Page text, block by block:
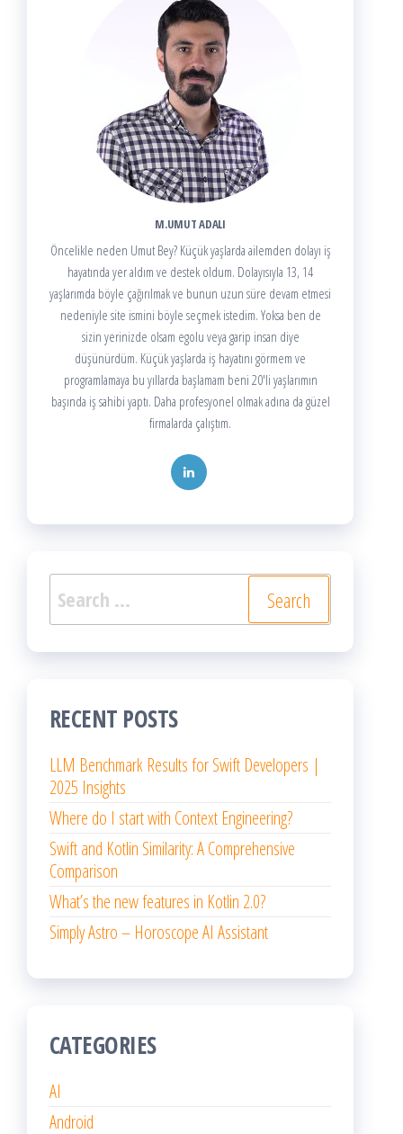
M.UMUT ADALI
Öncelikle neden Umut Bey? Küçük yaşlarda ailemden dolayı iş
hayatında yer aldım ve destek oldum. Dolayısıyla 13, 14
yaşlarımda böyle çağırılmak ve bunun uzun süre devam etmesi
nedeniyle site ismini böyle seçmek istedim. Yoksa ben de
sizin yerinizde olsam egolu veya garip insan diye
düşünürdüm. Küçük yaşlarda iş hayatını görmem ve
programlamaya bu yıllarda başlamam beni 20'li yaşlarımın
başında iş sahibi yaptı. Daha profesyonel olmak adına da güzel
firmalarda çalıştım.
Search
for:
RECENT POSTS
LLM Benchmark Results for Swift Developers |
2025 Insights
Where do I start with Context Engineering?
Swift and Kotlin Similarity: A Comprehensive
Comparison
What’s the new features in Kotlin 2.0?
Simply Astro – Horoscope AI Assistant
CATEGORIES
AI
Android